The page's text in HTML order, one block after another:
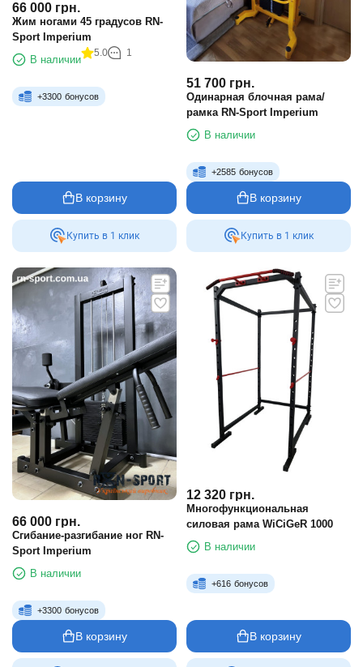
66 000 грн.
Жим ногами 45 градусов RN-
Sport Imperium
В наличии
5.0 1
+3300 бонусов
В корзину
Купить в 1 клик
51 700 грн.
Одинарная блочная рама/
рамка RN-Sport Imperium
В наличии
+2585 бонусов
В корзину
Купить в 1 клик
66 000 грн.
Сгибание-разгибание ног RN-
Sport Imperium
В наличии
+3300 бонусов
В корзину
12 320 грн.
Многофункциональная
силовая рама WiCiGeR 1000
В наличии
+616 бонусов
В корзину